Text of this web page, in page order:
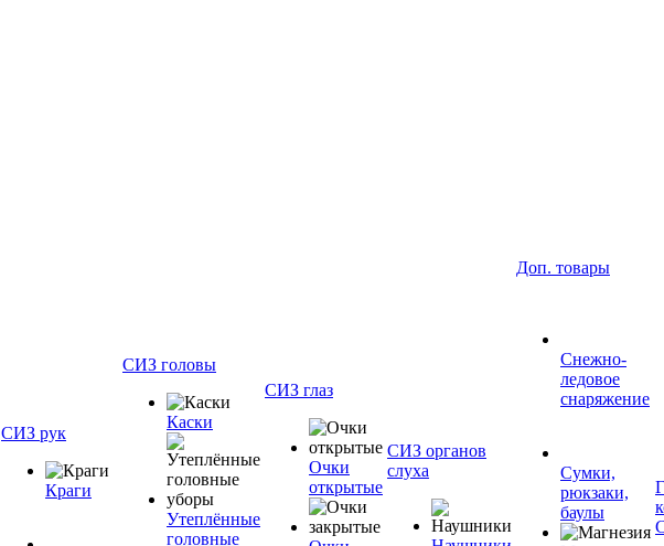
СИЗ рук
Краги
СИЗ головы
Каски
Утеплённые
головные
СИЗ глаз
Очки
открытые
СИЗ органов
слуха
Доп. товары
Снежно-
ледовое
снаряжение
Сумки,
рюкзаки,
баулы